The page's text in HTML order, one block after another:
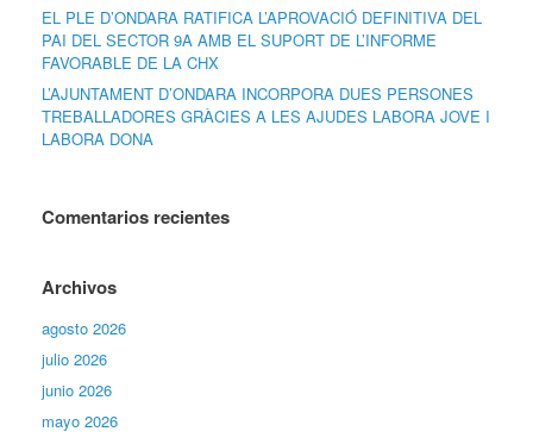
EL PLE D’ONDARA RATIFICA L’APROVACIÓ DEFINITIVA DEL
PAI DEL SECTOR 9A AMB EL SUPORT DE L’INFORME
FAVORABLE DE LA CHX
L’AJUNTAMENT D’ONDARA INCORPORA DUES PERSONES
TREBALLADORES GRÀCIES A LES AJUDES LABORA JOVE I
LABORA DONA
Comentarios recientes
Archivos
agosto 2026
julio 2026
junio 2026
mayo 2026